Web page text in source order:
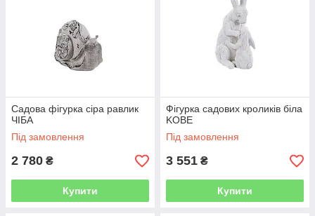
Садова фігурка сіра равлик
ЧІБА
Під замовлення
2 780 ₴
Купити
Фігурка садових кроликів біла
KOBE
Під замовлення
3 551 ₴
Купити